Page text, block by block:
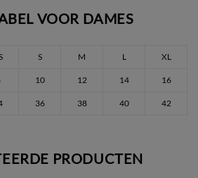
VOOR DAMES
S M L XL
10 12 14 16
36 38 40 42
PRODUCTEN